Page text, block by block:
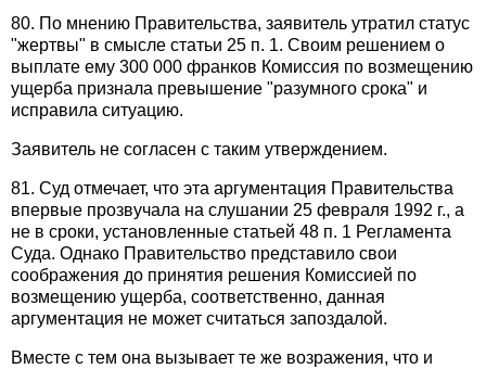
80. По мнению Правительства, заявитель утратил статус
"жертвы" в смысле статьи 25 п. 1. Своим решением о
выплате ему 300 000 франков Комиссия по возмещению
ущерба признала превышение "разумного срока" и
исправила ситуацию.
Заявитель не согласен с таким утверждением.
81. Суд отмечает, что эта аргументация Правительства
впервые прозвучала на слушании 25 февраля 1992 г., а
не в сроки, установленные статьей 48 п. 1 Регламента
Суда. Однако Правительство представило свои
соображения до принятия решения Комиссией по
возмещению ущерба, соответственно, данная
аргументация не может считаться запоздалой.
Вместе с тем она вызывает те же возражения, что и